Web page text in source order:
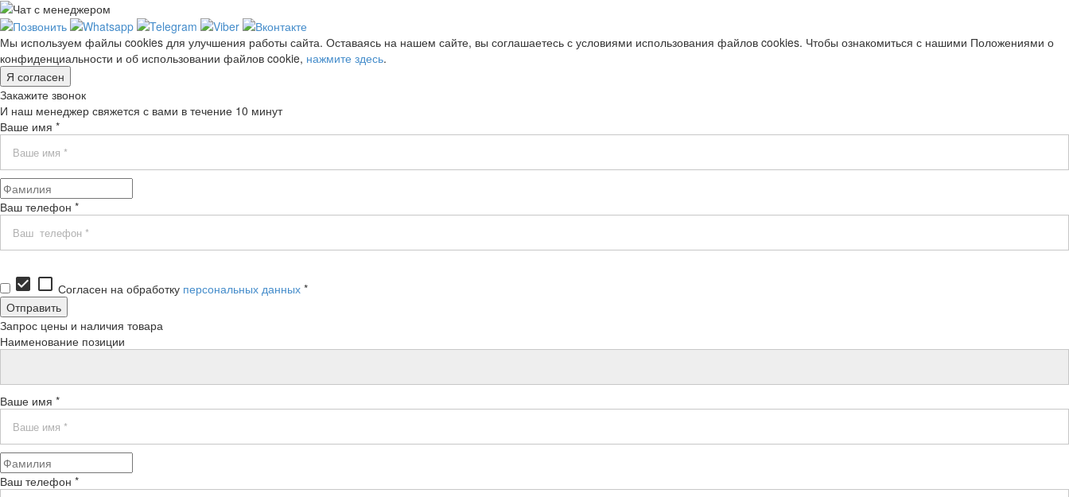
Мы используем файлы cookies для улучшения работы сайта. Оставаясь на нашем сайте, вы соглашаетесь с условиями использования файлов cookies. Чтобы ознакомиться с нашими Положениями о
конфиденциальности и об использовании файлов cookie, нажмите здесь.
Я согласен
Закажите звонок
И наш менеджер свяжется с вами в течение 10 минут
Ваше имя *
Ваш телефон *
check_box check_box_outline_blank Согласен на обработку персональных данных *
Запрос цены и наличия товара
Наименование позиции
Ваше имя *
Ваш телефон *